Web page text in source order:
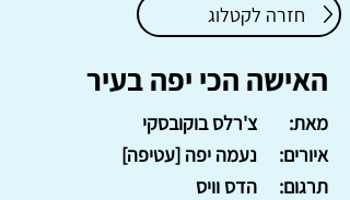
חזרה לקטלוג
האישה הכי יפה בעיר
צ'רלס בוקובסקי
מאת:
נעמה יפה [עטיפה]
איורים:
הדס וויס
תרגום: